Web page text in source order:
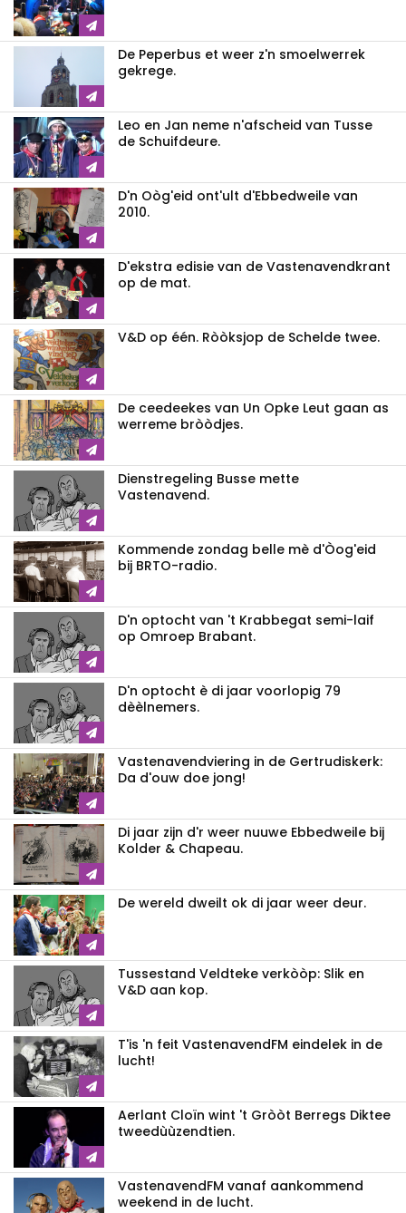
De Peperbus et weer z'n smoelwerrek
gekrege.
Leo en Jan neme n'afscheid van Tusse
de Schuifdeure.
D'n Oòg'eid ont'ult d'Ebbedweile van
2010.
D'ekstra edisie van de Vastenavendkrant
op de mat.
V&D op één. Ròòksjop de Schelde twee.
De ceedeekes van Un Opke Leut gaan as
werreme bròòdjes.
Dienstregeling Busse mette
Vastenavend.
Kommende zondag belle mè d'Òog'eid
bij BRTO-radio.
D'n optocht van 't Krabbegat semi-laif
op Omroep Brabant.
D'n optocht è di jaar voorlopig 79
dèèlnemers.
Vastenavendviering in de Gertrudiskerk:
Da d'ouw doe jong!
Di jaar zijn d'r weer nuuwe Ebbedweile bij
Kolder & Chapeau.
De wereld dweilt ok di jaar weer deur.
Tussestand Veldteke verkòòp: Slik en
V&D aan kop.
T'is 'n feit VastenavendFM eindelek in de
lucht!
Aerlant Cloïn wint 't Gròòt Berregs Diktee
tweedùùzendtien.
VastenavendFM vanaf aankommend
weekend in de lucht.